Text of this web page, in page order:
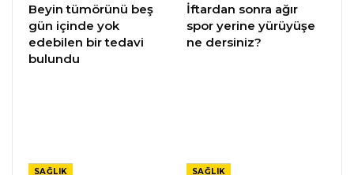
Beyin tümörünü beş
gün içinde yok
edebilen bir tedavi
bulundu
İftardan sonra ağır
spor yerine yürüyüşe
ne dersiniz?
SAĞLIK SAĞLIK